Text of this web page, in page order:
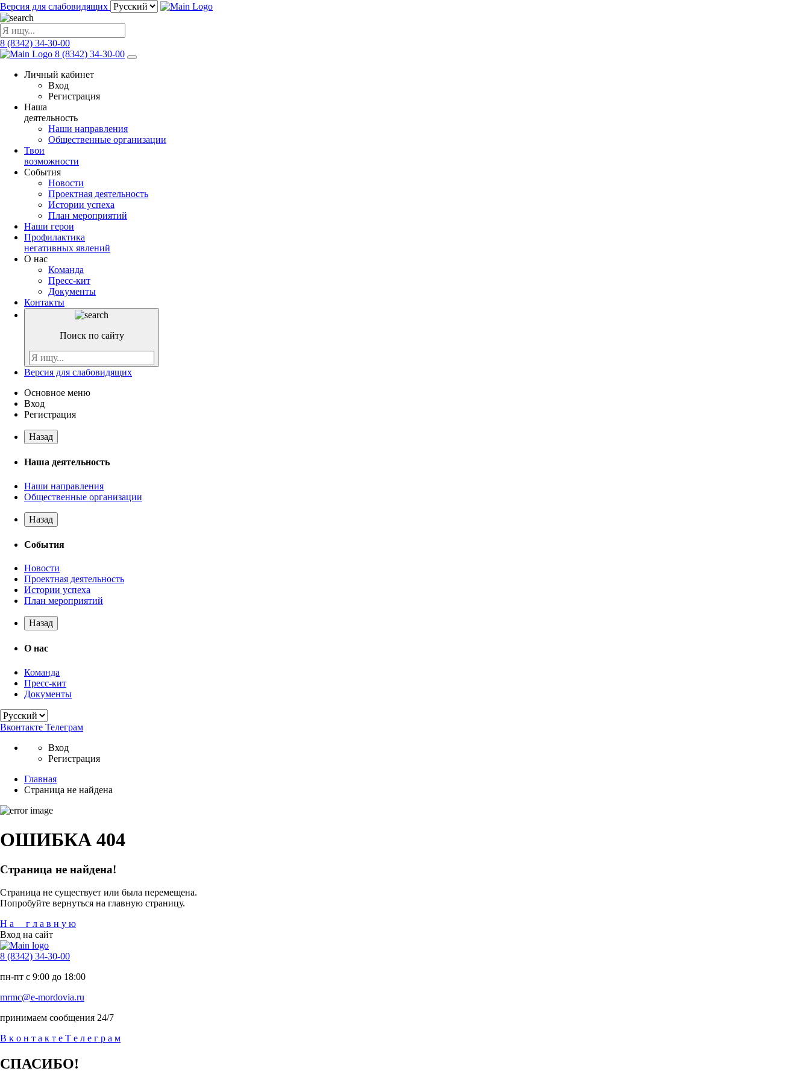
Версия для слабовидящих
8 (8342) 34-30-00
8 (8342) 34-30-00
Личный кабинет
Вход
Регистрация
Наша
деятельность
Наши направления
Общественные организации
Твои
возможности
События
Новости
Проектная деятельность
Истории успеха
План мероприятий
Наши герои
Профилактика
негативных явлений
О нас
Команда
Пресс-кит
Документы
Контакты
Поиск по сайту
Версия для слабовидящих
Основное меню
Вход
Регистрация
Назад
Наша деятельность
Наши направления
Общественные организации
Назад
События
Новости
Проектная деятельность
Истории успеха
План мероприятий
Назад
О нас
Команда
Пресс-кит
Документы
Вконтакте Телеграм
Вход
Регистрация
Главная
Страница не найдена
ОШИБКА 404
Страница не найдена!
Страница не существует или была перемещена.
Попробуйте вернуться на главную страницу.
Н а г л а в н у ю
Вход на сайт
8 (8342) 34-30-00
пн-пт с 9:00 до 18:00
mrmc@e-mordovia.ru
принимаем сообщения 24/7
В к о н т а к т е Т е л е г р а м
СПАСИБО!